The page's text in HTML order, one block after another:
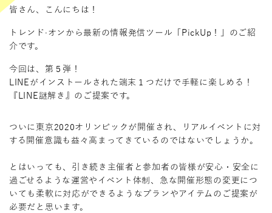
皆さん、こんにちは！
トレンド·オンから最新の情報発信ツール「PickUp！」のご紹
介です。
今回は、第５弾！
LINEがインストールされた端末１つだけで手軽に楽しめる！
『LINE謎解き』のご提案です。
ついに東京2020オリンピックが開催され、リアルイベントに対
する開催意識も益々高まってきているのではないでしょうか。
とはいっても、引き続き主催者と参加者の皆様が安心・安全に
過ごせるような運営やイベント体制、急な開催形態の変更につ
いても柔軟に対応ができるようなプランやアイテムのご提案が
必要だと思います。